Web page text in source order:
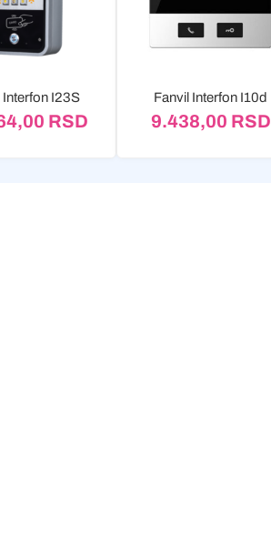
Interfon I23S
RSD
Fanvil Interfon I10d
9.438,00 RSD